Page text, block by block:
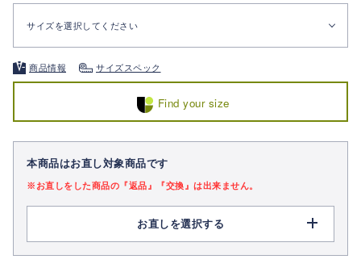
サイズを選択してください
商品情報 サイズスペック
Find your size
本商品はお直し対象商品です
※お直しをした商品の『返品』『交換』は出来ません。
お直しを選択する